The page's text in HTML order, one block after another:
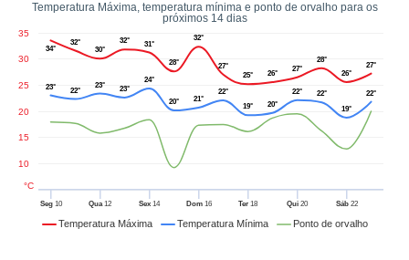
a este
forma
digital
ou
Temperatura Máxima, temperatura mínima e ponto de orvalho para os
próximos 14 dias
Temperatura Máxima Temperatura Mínima Ponto de orvalho
Seg10 Qua12 Sex 14 Dom16 Ter 18 Qui 20 Sáb22
10
15
20
25
30
35
°C
34°
32°
30°
32° 31°
28°
32°
27°
25°
26°
27°
28°
26°
27°
23° 22°
23° 23°
24°
20° 21°
22°
19°
20°
22°
22°
19°
22°